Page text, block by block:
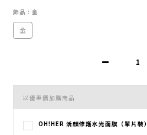
飾品 : 金
金
以優惠價加購商品
OH!HER 活顏修護水光面膜（單片裝）